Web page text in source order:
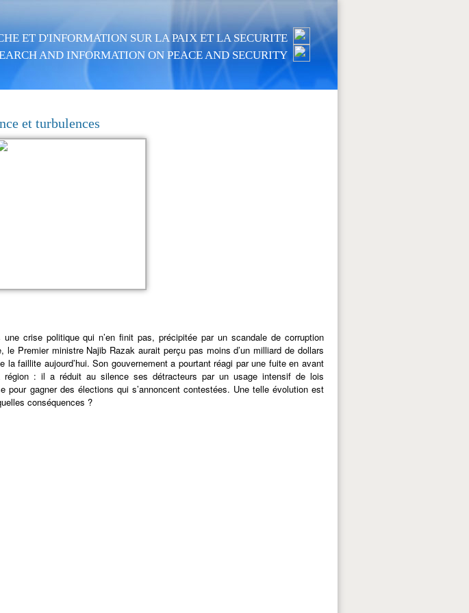
ET D'INFORMATION SUR LA PAIX ET LA SECURITE
AND INFORMATION ON PEACE AND SECURITY
et turbulences
crise politique qui n’en finit pas, précipitée par un scandale de corruption
Premier ministre Najib Razak aurait perçu pas moins d’un milliard de dollars
la faillite aujourd’hui. Son gouvernement a pourtant réagi par une fuite en avant
région : il a réduit au silence ses détracteurs par un usage intensif de lois
pour gagner des élections qui s’annoncent contestées. Une telle évolution est
conséquences ?